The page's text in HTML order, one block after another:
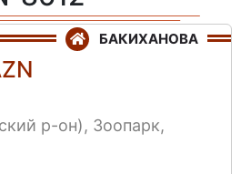
БАКИХАНОВА
р-он), Зоопарк,